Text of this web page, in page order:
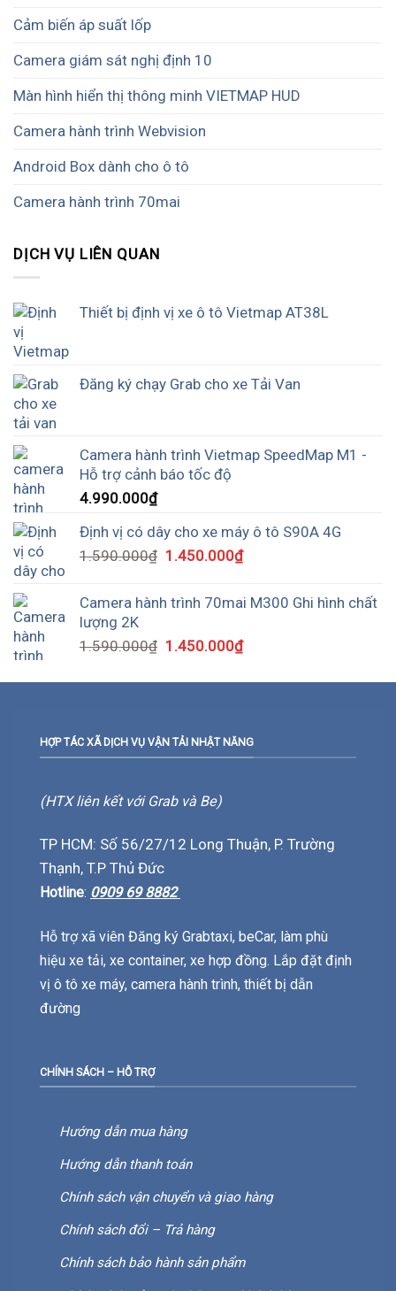
Cảm biến áp suất lốp
Camera giám sát nghị định 10
Màn hình hiển thị thông minh VIETMAP HUD
Camera hành trình Webvision
Android Box dành cho ô tô
Camera hành trình 70mai
DỊCH VỤ LIÊN QUAN
Thiết bị định vị xe ô tô Vietmap AT38L
Đăng ký chạy Grab cho xe Tải Van
Camera hành trình Vietmap SpeedMap M1 -
Hỗ trợ cảnh báo tốc độ
4.990.000₫
Định vị có dây cho xe máy ô tô S90A 4G
1.590.000₫ 1.450.000₫
Camera hành trình 70mai M300 Ghi hình chất
lượng 2K
1.590.000₫ 1.450.000₫
HỢP TÁC XÃ DỊCH VỤ VẬN TẢI NHẬT NĂNG
(HTX liên kết với Grab và Be)
TP HCM: Số 56/27/12 Long Thuận, P. Trường
Thạnh, T.P Thủ Đức
Hotline: 0909 69 8882
Hỗ trợ xã viên Đăng ký Grabtaxi, beCar, làm phù
hiệu xe tải, xe container, xe hợp đồng. Lắp đặt định
vị ô tô xe máy, camera hành trình, thiết bị dẫn
đường
CHÍNH SÁCH – HỖ TRỢ
Hướng dẫn mua hàng
Hướng dẫn thanh toán
Chính sách vận chuyển và giao hàng
Chính sách đổi – Trả hàng
Chính sách bảo hành sản phẩm